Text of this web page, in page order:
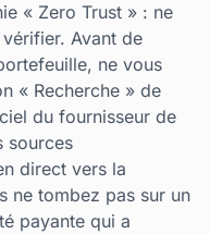
« Zero Trust » : ne
Avant de
ne vous
« Recherche » de
du fournisseur de
sources
direct vers la
ne tombez pas sur un
payante qui a